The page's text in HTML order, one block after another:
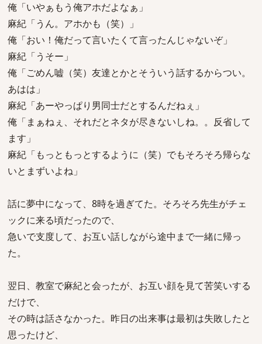
俺「いやぁもう俺アホだよなぁ」
麻紀「うん。アホかも（笑）」
俺「おい！俺だって言いたくて言ったんじゃないぞ」
麻紀「うそー」
俺「ごめん嘘（笑）友達とかとそういう話するからつい。
あはは」
麻紀「あーやっぱり男同士だとするんだねぇ」
俺「まぁねぇ、それだとネタが尽きないしね。。反省して
ます」
麻紀「もっともっとするように（笑）でもそろそろ帰らな
いとまずいよね」
話に夢中になって、8時を過ぎてた。そろそろ先生がチェ
ックに来る頃だったので、
急いで支度して、お互い話しながら途中まで一緒に帰っ
た。
翌日、教室で麻紀と会ったが、お互い顔を見て苦笑いする
だけで、
その時は話さなかった。昨日の出来事は最初は失敗したと
思ったけど、